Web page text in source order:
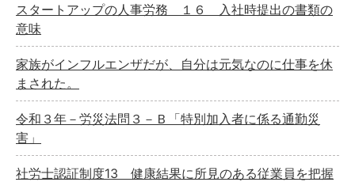
スタートアップの人事労務 １６ 入社時提出の書類の
意味
家族がインフルエンザだが、自分は元気なのに仕事を休
まされた。
令和３年－労災法問３－Ｂ「特別加入者に係る通勤災
害」
社労士認証制度13 健康結果に所見のある従業員を把握